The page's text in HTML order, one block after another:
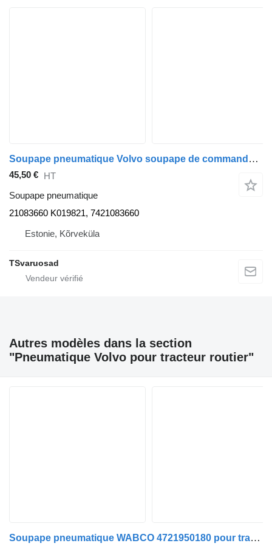
Soupape pneumatique Volvo soupape de commande de suspension pneumatique, ecas 21083660 pour tracteur routier Volvo FL240
45,50 € HT
Soupape pneumatique
21083660 K019821, 7421083660
Estonie, Kõrveküla
TSvaruosad
Autres modèles dans la section
"Pneumatique Volvo pour tracteur routier"
Soupape pneumatique WABCO 4721950180 pour tracteur routier Volvo FL, FL6, FL7, FL10, FL12, FS718 (1985-2005)